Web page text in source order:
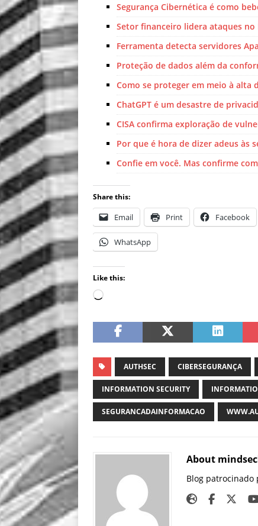
Segurança Cibernética é como
Setor financeiro lidera ataques no
Ferramenta detecta servidores
Proteção de dados além da
Como se proteger em meio à alta
ChatGPT é um desastre de
CISA confirma exploração de
Por que é hora de dizer adeus às
Confie em você. Mas confirme
Share this:
Email Print Facebook
WhatsApp
Like this:
AUTHSEC CIBERSEGURANÇA
INFORMATION SECURITY
SEGURANCADAINFORMACAO
About
Blog patrocinado